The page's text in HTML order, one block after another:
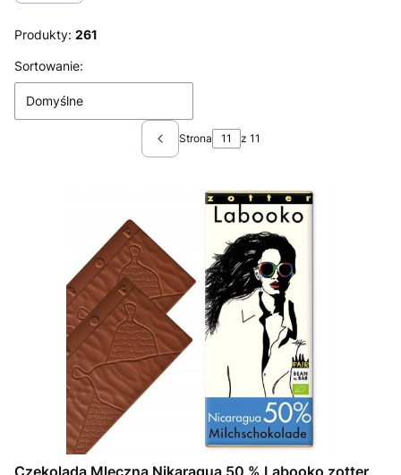
Produkty: 261
Lista produktów
Sortowanie:
Domyślne
Poprzednie produkty
Strona z 11
Czekolada Mleczna Nikaragua 50 % Labooko zotter